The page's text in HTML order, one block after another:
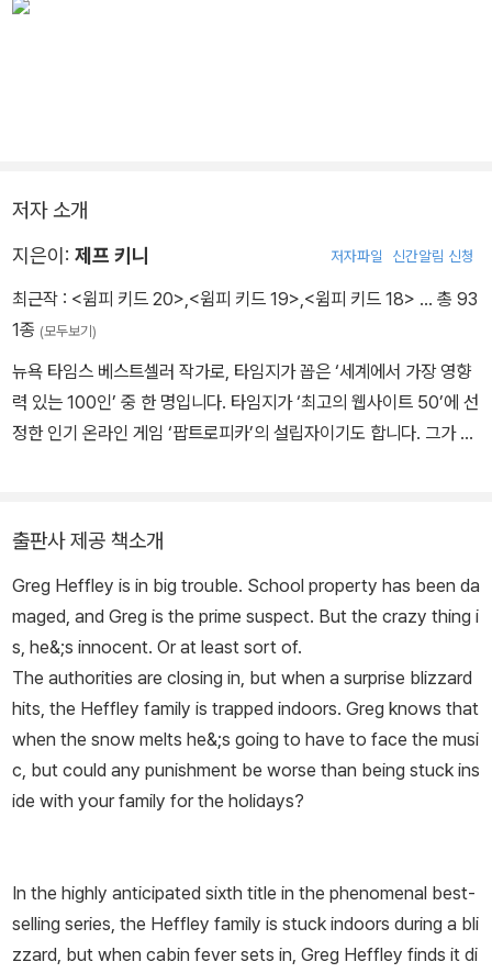
저자 소개
지은이: 제프 키니 저자파일 신간알림 신청
최근작 : <윔피 키드 20>,<윔피 키드 19>,<윔피 키드 18> … 총 93
1종 (모두보기)
뉴욕 타임스 베스트셀러 작가로, 타임지가 꼽은 ‘세계에서 가장 영향
력 있는 100인’ 중 한 명입니다. 타임지가 ‘최고의 웹사이트 50’에 선
정한 인기 온라인 게임 ‘팝트로피카’의 설립자이기도 합니다. 그가 쓴
께 미국 매사추세츠에서 살면서 ‘언라이클리’ 서점을 운영하고 있습
니다.
출판사 제공 책소개
Greg Heffley is in big trouble. School property has been da
maged, and Greg is the prime suspect. But the crazy thing i
s, he&;s innocent. Or at least sort of.
The authorities are closing in, but when a surprise blizzard
hits, the Heffley family is trapped indoors. Greg knows that
when the snow melts he&;s going to have to face the musi
c, but could any punishment be worse than being stuck ins
ide with your family for the holidays?
In the highly anticipated sixth title in the phenomenal best-
selling series, the Heffley family is stuck indoors during a bli
zzard, but when cabin fever sets in, Greg Heffley finds it di